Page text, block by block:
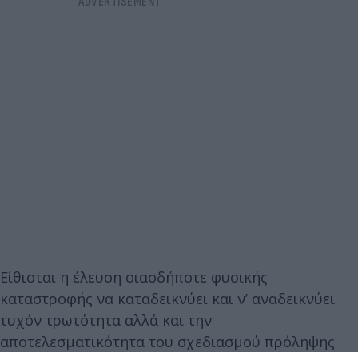
Είθισται η έλευση οιασδήποτε φυσικής
καταστροφής να καταδεικνύει και ν’ αναδεικνύει
τυχόν τρωτότητα αλλά και την
αποτελεσματικότητα του σχεδιασμού πρόληψης